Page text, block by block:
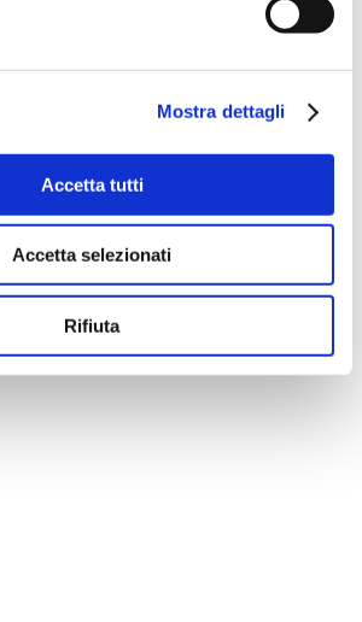
Mostra dettagli
Accetta tutti
Accetta selezionati
Rifiuta